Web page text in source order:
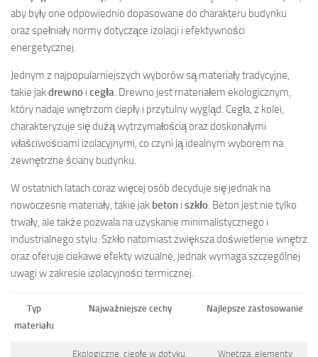
aby były one odpowiednio dopasowane do charakteru budynku
oraz spełniały normy dotyczące izolacji i efektywności
energetycznej.
Jednym z najpopularniejszych wyborów są materiały tradycyjne,
takie jakdrewno i cegła . Drewno jest materiałem ekologicznym,
który nadaje wnętrzom ciepły i przytulny wygląd. Cegła, z kolei,
charakteryzuje się dużą wytrzymałością oraz doskonałymi
właściwościami izolacyjnymi, co czyni ją idealnym wyborem na
zewnętrzne ściany budynku.
W ostatnich latach coraz więcej osób decyduje się jednak na
nowoczesne materiały, takie jak beton i szkło . Beton jest nie tylko
trwały, ale także pozwala na uzyskanie minimalistycznego i
industrialnego stylu. Szkło natomiast zwiększa doświetlenie wnętrz
oraz oferuje ciekawe efekty wizualne, jednak wymaga szczególnej
uwagi w zakresie izolacyjności termicznej.
Typ
materiału
Najważniejsze cechy Najlepsze zastosowanie
Ekologiczne, ciepłe w dotyku,
Wnętrza, elementy